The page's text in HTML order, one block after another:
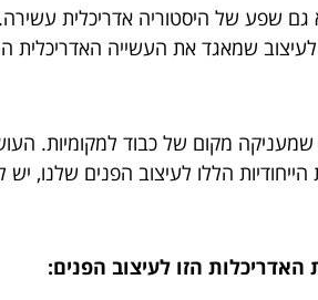
גם שפע של היסטוריה אדריכלית
שמאגד את העשייה האדריכלית
שמעניקה מקום של כבוד למקומיות.
הללו לעיצוב הפנים שלנו,
הזו לעיצוב הפנים: